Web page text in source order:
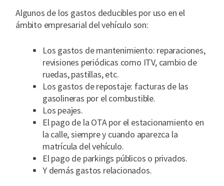
Algunos de los gastos deducibles por uso en el
ámbito empresarial del vehículo son:
Los gastos de mantenimiento: reparaciones,
revisiones periódicas como ITV, cambio de
ruedas, pastillas, etc.
Los gastos de repostaje: facturas de las
gasolineras por el combustible.
Los peajes.
El pago de la OTA por el estacionamiento en
la calle, siempre y cuando aparezca la
matrícula del vehículo.
El pago de parkings públicos o privados.
Y demás gastos relacionados.